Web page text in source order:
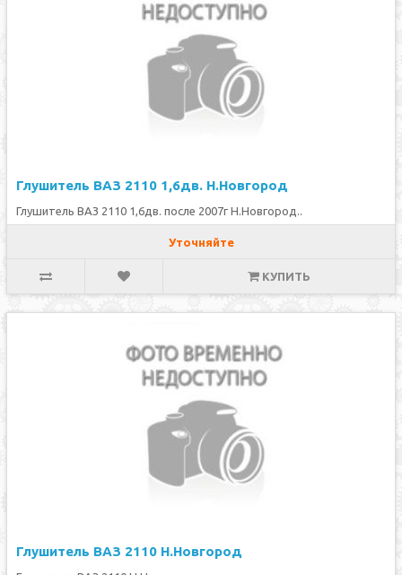
Глушитель ВАЗ 2110 1,6дв. Н.Новгород
Глушитель ВАЗ 2110 1,6дв. после 2007г Н.Новгород..
Уточняйте
КУПИТЬ
Глушитель ВАЗ 2110 Н.Новгород